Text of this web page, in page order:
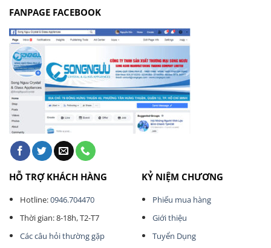
FANPAGE FACEBOOK
HỖ TRỢ KHÁCH HÀNG
Hotline:0946.704470
Thời gian: 8-18h, T2-T7
Các câu hỏi thường gặp
KỶ NIỆM CHƯƠNG
Phiếu mua hàng
Giới thiệu
Tuyển Dụng